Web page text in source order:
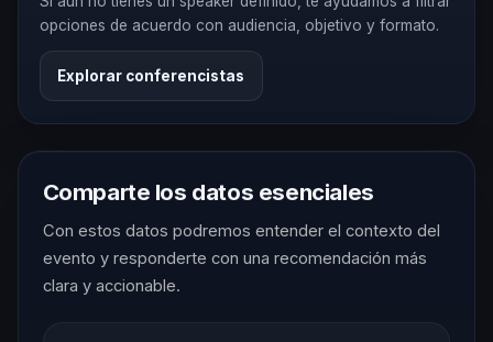
opciones de acuerdo con audiencia, objetivo y formato.
Explorar conferencistas
Comparte los datos esenciales
Con estos datos podremos entender el contexto del
evento y responderte con una recomendación más
clara y accionable.